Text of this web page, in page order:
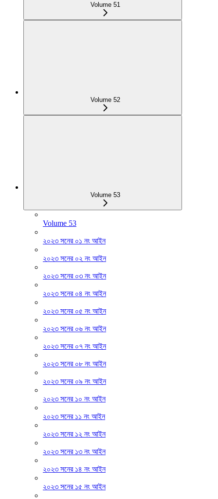
Volume 51
Volume 52
Volume 53
Volume 53
২০২৩ সনের ০১ নং আইন
২০২৩ সনের ০২ নং আইন
২০২৩ সনের ০৩ নং আইন
২০২৩ সনের ০৪ নং আইন
২০২৩ সনের ০৫ নং আইন
২০২৩ সনের ০৬ নং আইন
২০২৩ সনের ০৭ নং আইন
২০২৩ সনের ০৮ নং আইন
২০২৩ সনের ০৯ নং আইন
২০২৩ সনের ১০ নং আইন
২০২৩ সনের ১১ নং আইন
২০২৩ সনের ১২ নং আইন
২০২৩ সনের ১৩ নং আইন
২০২৩ সনের ১৪ নং আইন
২০২৩ সনের ১৫ নং আইন